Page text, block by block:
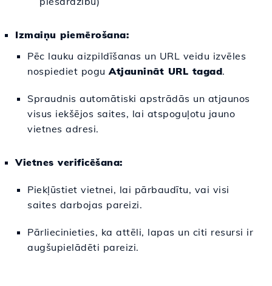
Izmaiņu piemērošana:
Pēc lauku aizpildīšanas un URL veidu izvēles
nospiediet poguAtjaunināt URL tagad.
Spraudnis automātiski apstrādās un atjaunos
visus iekšējos saites, lai atspoguļotu jauno
vietnes adresi.
Vietnes verificēšana:
Piekļūstiet vietnei, lai pārbaudītu, vai visi
saites darbojas pareizi.
Pārliecinieties, ka attēli, lapas un citi resursi ir
augšupielādēti pareizi.